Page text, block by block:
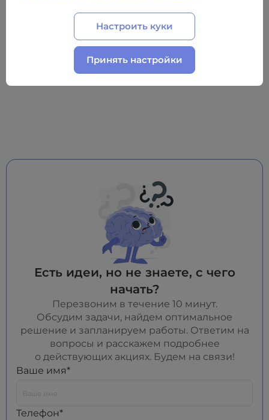
Есть идеи, но не знаете, с чего
начать?
Перезвоним в течение 10 минут.
Обсудим задачи, найдем оптимальное
решение и запланируем работы. Ответим на
вопросы и расскажем подробнее
о действующих акциях. Будем на связи!
Ваше имя*
Телефон*
Настроить куки
Принять настройки